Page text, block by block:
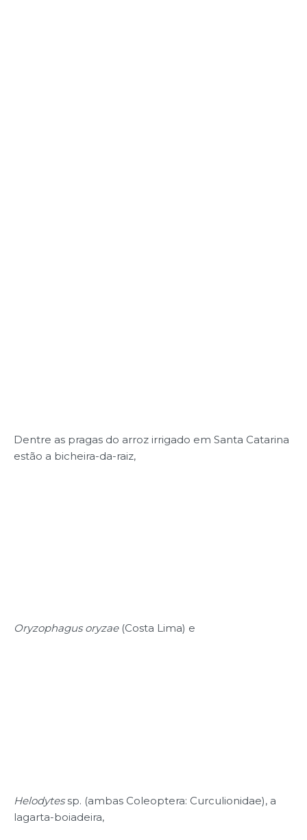
Dentre as pragas do arroz irrigado em Santa Catarina
estão a bicheira-da-raiz,
Oryzophagus oryzae(Costa Lima) e
Helodytessp. (ambas Coleoptera: Curculionidae), a
lagarta-boiadeira,